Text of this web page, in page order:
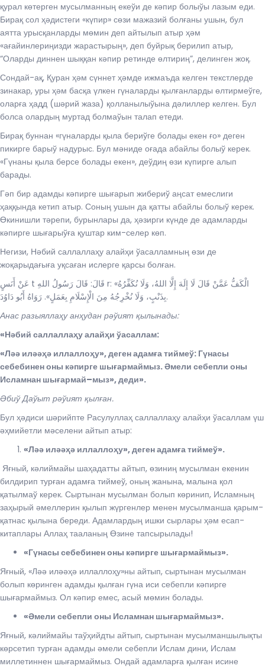
қурал көтерген мусылманның екеўи де кәпир болыўы лазым еди.
Бирақ сол ҳәдистеги «күпир» сөзи мажазий болғаны ушын, бул
аятта урысқанларды мөмин деп айтылып атыр ҳәм
«ағайинлериңизди жарастырың», деп буйрық берилип атыр,
“Оларды диннен шыққан кәпир ретинде өлтириң”, делинген жоқ.
Сондай-ақ, Қуран ҳәм сүннет ҳәмде ижмаъда келген текстлерде
зинакар, уры ҳәм басқа үлкен гүналарды қылғанларды өлтирмеўге,
оларға ҳадд (шәрий жаза) қолланылыўына дәлиллер келген. Бул
болса олардың муртад болмаўын талап етеди.
Бирақ буннан «гүналарды қыла бериўге болады екен ғо» деген
пикирге барыў надурыс. Бул мәниде оғада абайлы болыў керек.
«Гүнаны қыла берсе болады екен», деўдиң өзи күпирге алып
барады.
Гәп бир адамды кәпирге шығарып жибериў аңсат емеслиги
ҳаққында кетип атыр. Соның ушын да қатты абайлы болыў керек.
Өкинишли тәрепи, бурынлары да, ҳәзирги күнде де адамларды
кәпирге шығарыўға қуштар ким-селер көп.
Негизи, Нәбий саллаллаҳу алайҳи ўасалламның өзи де
жоқарыдағыға уқсаған ислерге қарсы болған.
عَنْ أَنَسٍ t قَالَ: قَالَ رَسُولُ اللهِ r: «الْكَفُّ عَمَّنْ قَالَ لَا إِلَهَ إِلَّا اللهُ، وَلَا نُكَفِّرُهُ
بِذَنْبٍ، وَلَا نُخْرِجُهُ مِنَ الْإِسْلَامِ بِعَمَلٍ». رَوَاهُ أَبُو دَاوُدَ.
Анас разыяллаҳу анҳудан рәўият қылынады:
«Нәбий саллаллаҳу алайҳи ўасаллам:
«Ләә иләәҳә иллаллоҳу», деген адамға тиймеў: Гүнасы
себебинен оны кәпирге шығармаймыз. Әмели себепли оны
Исламнан шығармай–мыз», деди».
Әбиў Даўыт рәўият қылған.
Бул ҳәдиси шәрийпте Расулуллаҳ саллаллаҳу алайҳи ўасаллам үш
әҳмийетли мәселени айтып атыр:
«Ләә иләәҳә иллаллоҳу», деген адамға тиймеў».
Яғный, кәлиймайы шаҳадатты айтып, өзиниң мусылман екенин
билдирип турған адамға тиймеў, оның жанына, малына қол
қатылмаў керек. Сыртынан мусылман болып көринип, Исламның
заҳырый әмеллерин қылып жүргенлер менен мусылманша қарым-
қатнас қылына береди. Адамлардың ишки сырлары ҳәм есап-
китаплары Аллаҳ тааланың Өзине тапсырылады!
«Гүнасы себебинен оны кәпирге шығармаймыз».
Яғный, «Ләә иләәҳә иллаллоҳу»ны айтып, сыртынан мусылман
болып көринген адамды қылған гүна иси себепли кәпирге
шығармаймыз. Ол кәпир емес, асый мөмин болады.
«Әмели себепли оны Исламнан шығармаймыз».
Яғный, кәлиймайы таўҳийдты айтып, сыртынан мусылманшылықты
көрсетип турған адамды әмели себепли Ислам дини, Ислам
миллетиннен шығармаймыз. Ондай адамларға қылған исине